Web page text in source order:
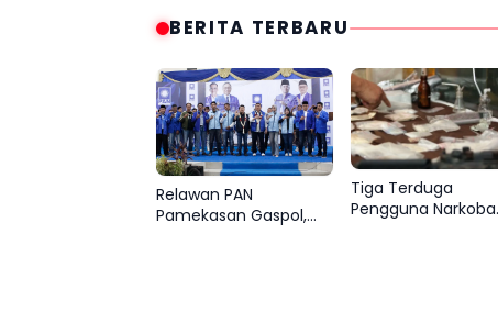
BERITA TERBARU
Relawan PAN
Pamekasan Gaspol,
Tiga Terduga
Pengguna Narkoba